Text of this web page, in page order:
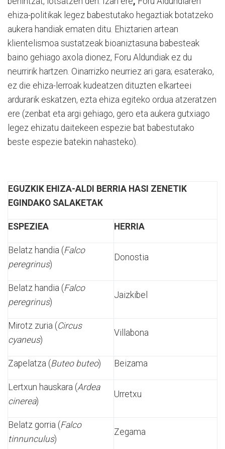
ehiza-politikak legez babestutako hegaztiak botatzeko
aukera handiak ematen ditu. Ehiztarien artean
klientelismoa sustatzeak bioaniztasuna babesteak
baino gehiago axola dionez, Foru Aldundiak ez du
neurririk hartzen. Oinarrizko neurriez ari gara; esaterako,
ez die ehiza-lerroak kudeatzen dituzten elkarteei
ardurarik eskatzen, ezta ehiza egiteko ordua atzeratzen
ere (zenbat eta argi gehiago, gero eta aukera gutxiago
legez ehizatu daitekeen espezie bat babestutako
beste espezie batekin nahasteko).
EGUZKIK EHIZA-ALDI BERRIA HASI ZENETIK
EGINDAKO SALAKETAK
ESPEZIEA HERRIA
Belatz handia (Falco
peregrinus)
Donostia
Belatz handia (Falco
peregrinus)
Jaizkibel
Mirotz zuria (Circus
cyaneus)
Villabona
Zapelatza (Buteo buteo) Beizama
Lertxun hauskara (Ardea
cinerea)
Urretxu
Belatz gorria (Falco
tinnunculus)
Zegama